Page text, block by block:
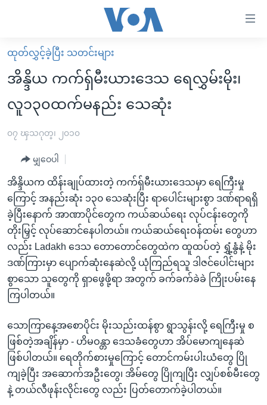
လွယ်ကူ
စေ
သည့်
Link
များ
အကြောင်းအရာ
ကျော်
ကြည့်
ညွန်း
စာမျက်နှာ
ကျော်
ကြည့်
ရန်
ရှာဖွေ
ရန်
မူလစာမျက်နှာ
မြန်မာ
ကမ္ဘာ့သတင်းများ
အစ္စရေး-ပါလက်စတိုင်း
ရပ်ဝန်းတခု လမ်းတခု အလွန်
အင်္ဂလိပ်စာလေ့လာမယ်
အမေရိကန်သုံးအီဒီယံ
မကြေးမုံရဲ့ အင်္ဂလိပ်စာ
ရုပ်ရှင်ထဲက အင်္ဂလိပ်စာ
သုတပဒေသာ အင်္ဂလိပ်စာ
အပတ်စဉ်ကဏ္ဍများ
ရေဒီယို
တီဗွီ
ရေဒီယိုနှင့်ရုပ်သံ အချက်အလက်များ
ရေဒီယို/တီဗွီအစီအစဉ်
Learning English
ဗွီအိုအေ လူမှုကွန်ယက်များ
ဘာသာစကားများ
ထုတ်လွှင့်ခဲ့ပြီး သတင်းများ
အိန္ဒိယ ကက်ရှ်မီးယားဒေသ ရေလွှမ်းမိုး၊
လူ၁၃၀ထက်မနည်း သေဆုံး
၀၇ ၾသဂုတ္၊ ၂၀၁၀
မျှဝေပါ
အိန္ဒိယက ထိန်းချုပ်ထားတဲ့ ကက်ရှ်မီးယားဒေသမှာ ရေကြီးမှု
ကြောင့် အနည်းဆုံး ၁၃၀ သေဆုံးပြီး ရာပေါင်းများစွာ ဒဏ်ရာရရှိ
ခဲ့ပြီးနောက် အာဏာပိုင်တွေက ကယ်ဆယ်ရေး လုပ်ငန်းတွေကို
တိုးမြှင့် လုပ်ဆောင်နေပါတယ်။ ကယ်ဆယ်ရေးဝန်ထမ်း တွေဟာ
လည်း Ladakh ဒေသ တောတောင်တွေထဲက ထူထပ်တဲ့ ရွှံ့နွံနဲ့ မိုး
ဒဏ်ကြားမှာ ပျောက်ဆုံးနေဆဲလို့ ယုံကြည်ရသူ ဒါဇင်ပေါင်းများ
စွာသော သူတွေကို ရှာဖွေဖို့ရာ အတွက် ခက်ခက်ခဲခဲ ကြိုးပမ်းနေ
ကြပါတယ်။
သောကြာနေ့အစောပိုင်း မိုးသည်းထန်စွာ ရွာသွန်းလို့ ရေကြီးမှု စ
ဖြစ်တဲ့အချိန်မှာ - ဟိမဝန္တာ ဒေသခံတွေဟာ အိပ်မောကျနေဆဲ
ဖြစ်ပါတယ်။ ရေတိုက်စားမှုကြောင့် တောင်ကမ်းပါးယံတွေ ပြို
ကျခဲ့ပြီး အဆောက်အဦးတွေ၊ အိမ်တွေ ပြိုကျပြီး လျှပ်စစ်မီးတွေ
နဲ့ တယ်လီဖုန်းလိုင်းတွေ လည်း ပြတ်တောက်ခဲ့ပါတယ်။